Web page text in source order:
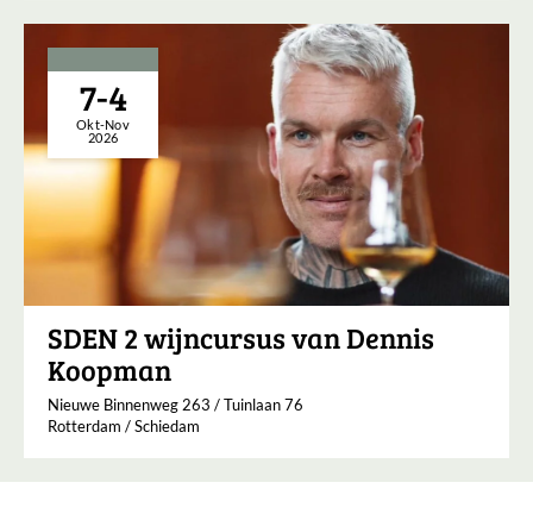
7-4
Okt-Nov
2026
SDEN 2 wijncursus van Dennis
Koopman
Nieuwe Binnenweg 263 / Tuinlaan 76
Rotterdam / Schiedam